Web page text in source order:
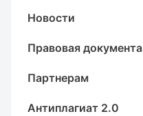
Новости
Правовая
Партнерам
Антиплагиат 2.0